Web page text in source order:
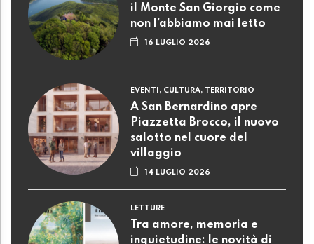
il Monte San Giorgio come
non l’abbiamo mai letto
16 LUGLIO 2026
EVENTI, CULTURA, TERRITORIO
A San Bernardino apre
Piazzetta Brocco, il nuovo
salotto nel cuore del
villaggio
14 LUGLIO 2026
LETTURE
Tra amore, memoria e
inquietudine: le novità di